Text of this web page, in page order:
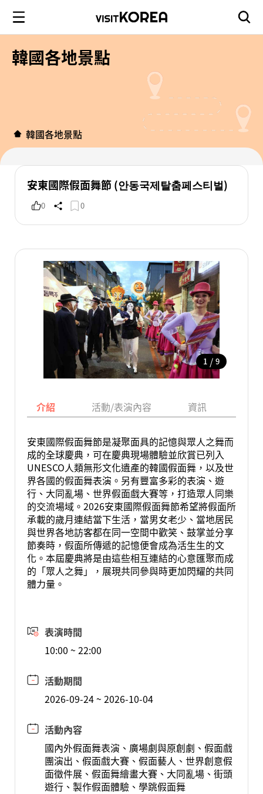
韓國各地景點
韓國各地景點
安東國際假面舞節 (안동국제탈춤페스티벌)
0 0
1 / 9
介紹 活動/表演內容 資訊
安東國際假面舞節是凝聚面具的記憶與眾人之舞而
成的全球慶典，可在慶典現場體驗並欣賞已列入
UNESCO人類無形文化遺產的韓國假面舞，以及世
界各國的假面舞表演。另有豐富多彩的表演、遊
行、大同亂場、世界假面戲大賽等，打造眾人同樂
的交流場域。2026安東國際假面舞節希望將假面所
承載的歲月連結當下生活，當男女老少、當地居民
與世界各地訪客都在同一空間中歡笑、鼓掌並分享
節奏時，假面所傳遞的記憶便會成為活生生的文
化。本屆慶典將是由這些相互連結的心意匯聚而成
的「眾人之舞」，展現共同參與時更加閃耀的共同
體力量。
表演時間
10:00 ~ 22:00
活動期間
2026-09-24 ~ 2026-10-04
活動內容
國內外假面舞表演、廣場劇與原創劇、假面戲
團演出、假面戲大賽、假面藝人、世界創意假
面徵件展、假面舞繪畫大賽、大同亂場、街頭
遊行、製作假面體驗、學跳假面舞